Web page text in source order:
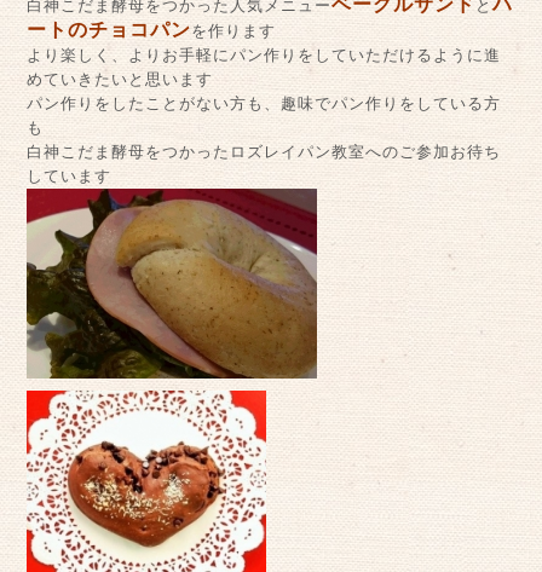
白神こだま酵母をつかった人気メニュー と
ートのチョコパンを作ります
より楽しく、よりお手軽にパン作りをしていただけるように進
めていきたいと思います
パン作りをしたことがない方も、趣味でパン作りをしている方
も
白神こだま酵母をつかったロズレイパン教室へのご参加お待ち
しています